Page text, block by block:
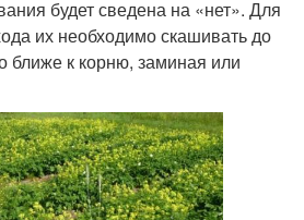
будет сведена на «нет». Для
их необходимо скашивать до
ближе к корню, заминая или